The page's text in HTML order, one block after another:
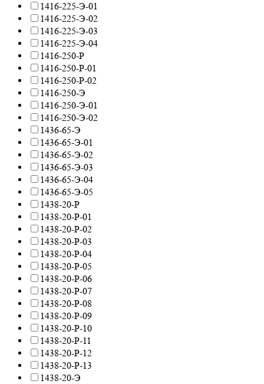
1416-225-Э-01
1416-225-Э-02
1416-225-Э-03
1416-225-Э-04
1416-250-Р
1416-250-Р-01
1416-250-Р-02
1416-250-Э
1416-250-Э-01
1416-250-Э-02
1436-65-Э
1436-65-Э-01
1436-65-Э-02
1436-65-Э-03
1436-65-Э-04
1436-65-Э-05
1438-20-Р
1438-20-Р-01
1438-20-Р-02
1438-20-Р-03
1438-20-Р-04
1438-20-Р-05
1438-20-Р-06
1438-20-Р-07
1438-20-Р-08
1438-20-Р-09
1438-20-Р-10
1438-20-Р-11
1438-20-Р-12
1438-20-Р-13
1438-20-Э